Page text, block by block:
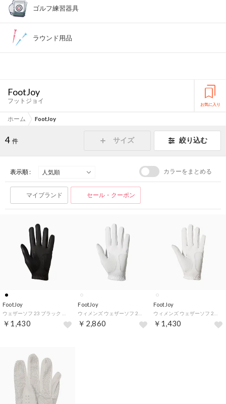
ゴルフ練習器具
ラウンド用品
FootJoy
フットジョイ お気に入り
ホーム FootJoy
4 件 サイズ 絞り込む
表示順 : カラーをまとめる
マイブランド セール・クーポン
FootJoy
￥1,430
FootJoy
￥2,860
FootJoy
￥1,430